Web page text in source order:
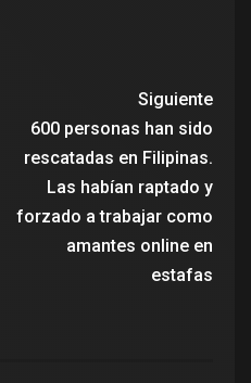
Siguiente
600 personas han sido
rescatadas en Filipinas.
Las habían raptado y
forzado a trabajar como
amantes online en
estafas